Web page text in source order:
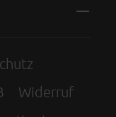
Widerruf